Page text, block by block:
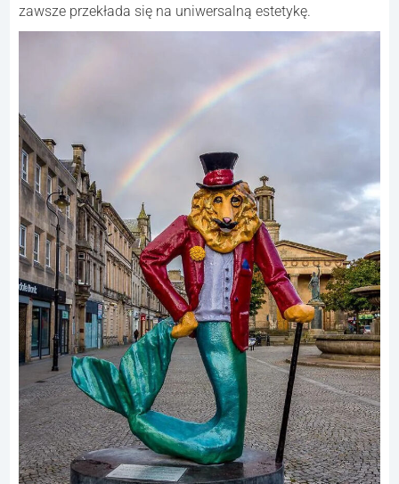
zawsze przekłada się na uniwersalną estetykę.